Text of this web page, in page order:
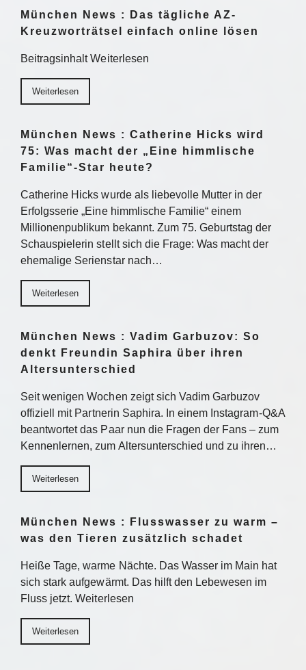
München News : Das tägliche AZ-
Kreuzworträtsel einfach online lösen
Beitragsinhalt Weiterlesen
Weiterlesen
München News : Catherine Hicks wird
75: Was macht der „Eine himmlische
Familie“-Star heute?
Catherine Hicks wurde als liebevolle Mutter in der
Erfolgsserie „Eine himmlische Familie“ einem
Millionenpublikum bekannt. Zum 75. Geburtstag der
Schauspielerin stellt sich die Frage: Was macht der
ehemalige Serienstar nach…
Weiterlesen
München News : Vadim Garbuzov: So
denkt Freundin Saphira über ihren
Altersunterschied
Seit wenigen Wochen zeigt sich Vadim Garbuzov
offiziell mit Partnerin Saphira. In einem Instagram-Q&A
beantwortet das Paar nun die Fragen der Fans – zum
Kennenlernen, zum Altersunterschied und zu ihren…
Weiterlesen
München News : Flusswasser zu warm –
was den Tieren zusätzlich schadet
Heiße Tage, warme Nächte. Das Wasser im Main hat
sich stark aufgewärmt. Das hilft den Lebewesen im
Fluss jetzt. Weiterlesen
Weiterlesen